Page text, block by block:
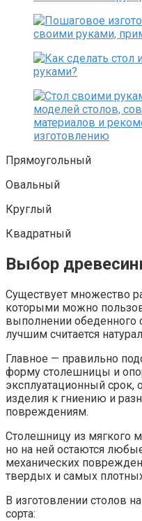
Прямоугольный
Овальный
Круглый
Квадратный
Выбор
Существует множество
которыми можно
выполнении
лучшим считается
Главное — правильно
форму столешницы и
эксплуатационный срок,
изделия к гниению и
повреждениям.
Столешницу из мягкого
но на ней остаются
механических
твердых и самых
В изготовлении столов
сорта: